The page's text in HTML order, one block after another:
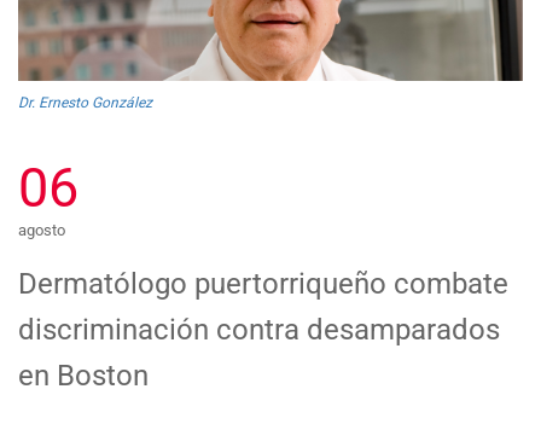
Dr. Ernesto González
06
agosto
Dermatólogo puertorriqueño combate
discriminación contra desamparados
en Boston